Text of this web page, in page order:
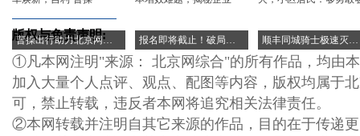
曹操出行助力北京网约车焕新，吉利·曹操 报名即将截止！破局降本增效难题，揭秘企业 顺丰同城骑士极速灭火，小区居民：够勇敢够
版权与免责声明:
①凡本网注明"来源： 北京网综合"的所有作品，均由
加入大量个人点评、观点、配图等内容，版权均属于
可，禁止转载，违反者本网将追究相关法律责任。
②本网转载并注明自其它来源的作品，目的在于传递